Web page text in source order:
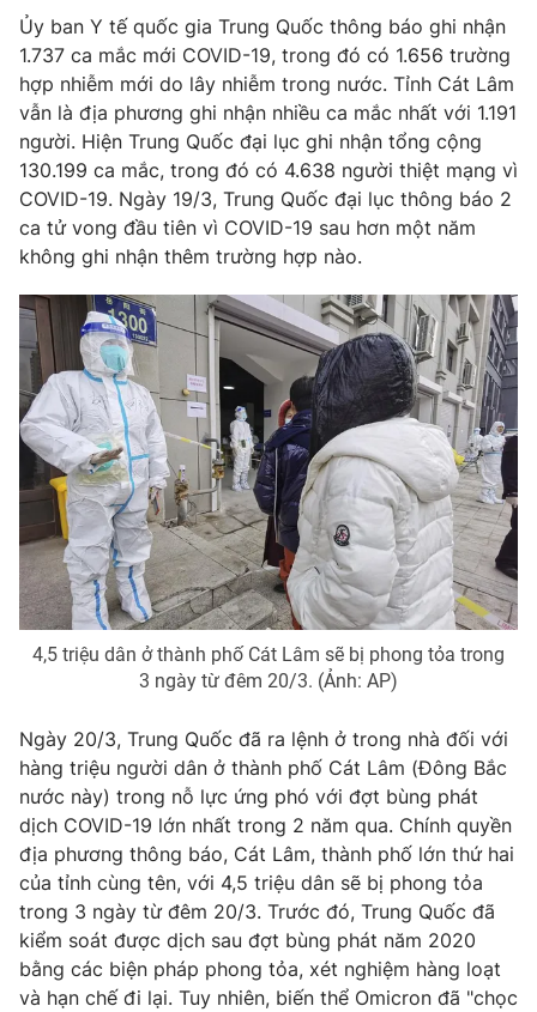
Ủy ban Y tế quốc gia Trung Quốc thông báo ghi nhận
1.737 ca mắc mới COVID-19, trong đó có 1.656 trường
hợp nhiễm mới do lây nhiễm trong nước. Tỉnh Cát Lâm
vẫn là địa phương ghi nhận nhiều ca mắc nhất với 1.191
người. Hiện Trung Quốc đại lục ghi nhận tổng cộng
130.199 ca mắc, trong đó có 4.638 người thiệt mạng vì
COVID-19. Ngày 19/3, Trung Quốc đại lục thông báo 2
ca tử vong đầu tiên vì COVID-19 sau hơn một năm
không ghi nhận thêm trường hợp nào.
4,5 triệu dân ở thành phố Cát Lâm sẽ bị phong tỏa trong
3 ngày từ đêm 20/3. (Ảnh: AP)
Ngày 20/3, Trung Quốc đã ra lệnh ở trong nhà đối với
hàng triệu người dân ở thành phố Cát Lâm (Đông Bắc
nước này) trong nỗ lực ứng phó với đợt bùng phát
dịch COVID-19 lớn nhất trong 2 năm qua. Chính quyền
địa phương thông báo, Cát Lâm, thành phố lớn thứ hai
của tỉnh cùng tên, với 4,5 triệu dân sẽ bị phong tỏa
trong 3 ngày từ đêm 20/3. Trước đó, Trung Quốc đã
kiểm soát được dịch sau đợt bùng phát năm 2020
bằng các biện pháp phong tỏa, xét nghiệm hàng loạt
và hạn chế đi lại. Tuy nhiên, biến thể Omicron đã "chọc